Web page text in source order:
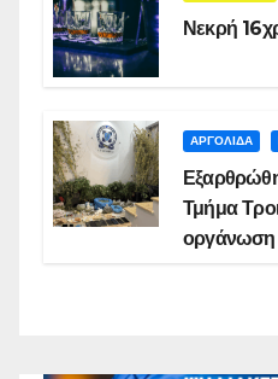
Νεκρή
ΑΡΓΟΛΙΔΑ
Τμήμα
οργάνωση